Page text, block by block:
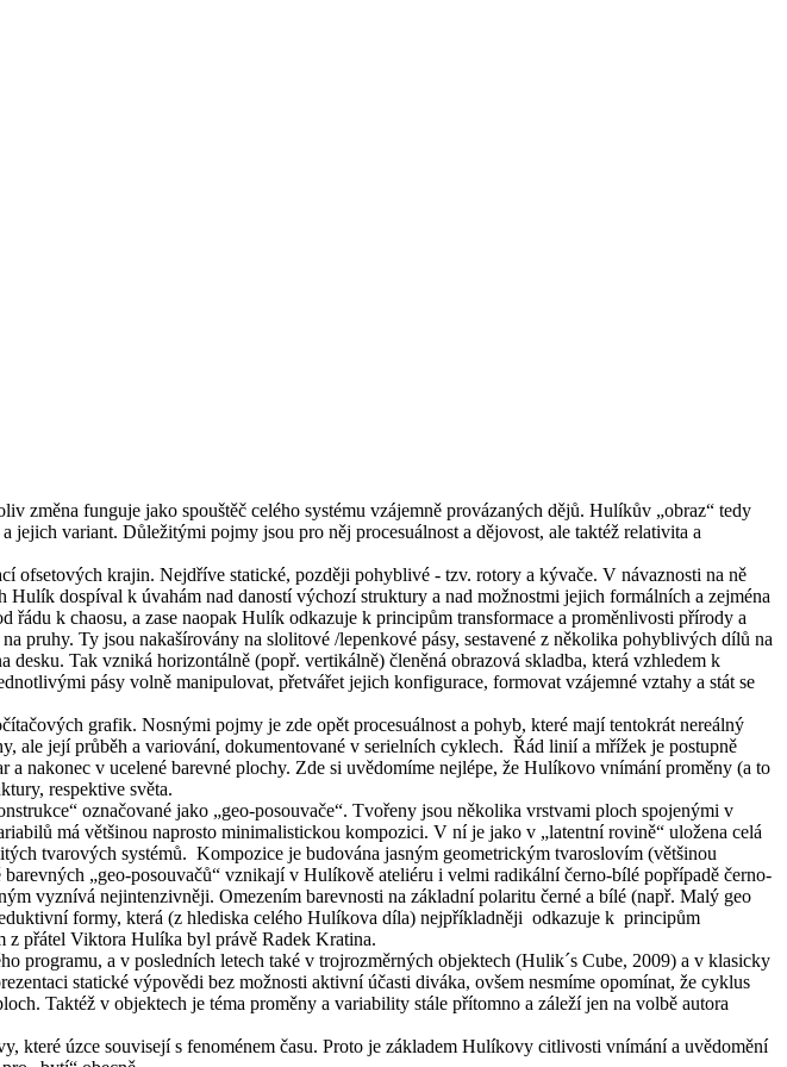
funguje jako spouštěč celého systému vzájemně provázaných dějů. Hulíkův „obraz“ tedy
variant. Důležitými pojmy jsou pro něj procesuálnost a dějovost, ale taktéž relativita a
ofsetových krajin. Nejdříve statické, později pohyblivé - tzv. rotory a kývače. V návaznosti na ně
dospíval k úvahám nad daností výchozí struktury a nad možnostmi jejich formálních a zejména
k chaosu, a zase naopak Hulík odkazuje k principům transformace a proměnlivosti přírody a
pruhy. Ty jsou nakašírovány na slolitové /lepenkové pásy, sestavené z několika pohyblivých dílů na
Tak vzniká horizontálně (popř. vertikálně) členěná obrazová skladba, která vzhledem k
pásy volně manipulovat, přetvářet jejich konfigurace, formovat vzájemné vztahy a stát se
grafik. Nosnými pojmy je zde opět procesuálnost a pohyb, které mají tentokrát nereálný
ale její průběh a variování, dokumentované v serielních cyklech. Řád linií a mřížek je postupně
nakonec v ucelené barevné plochy. Zde si uvědomíme nejlépe, že Hulíkovo vnímání proměny (a to
respektive světa.
označované jako „geo-posouvače“. Tvořeny jsou několika vrstvami ploch spojenými v
má většinou naprosto minimalistickou kompozici. V ní je jako v „latentní rovině“ uložena celá
tvarových systémů. Kompozice je budována jasným geometrickým tvaroslovím (většinou
„geo-posouvačů“ vznikají v Hulíkově ateliéru i velmi radikální černo-bílé popřípadě černo-
vyznívá nejintenzivněji. Omezením barevnosti na základní polaritu černé a bílé (např. Malý geo
formy, která (z hlediska celého Hulíkova díla) nejpříkladněji odkazuje k principům
z přátel Viktora Hulíka byl právě Radek Kratina.
a v posledních letech také v trojrozměrných objektech (Hulik´s Cube, 2009) a v klasicky
statické výpovědi bez možnosti aktivní účasti diváka, ovšem nesmíme opomínat, že cyklus
Taktéž v objektech je téma proměny a variability stále přítomno a záleží jen na volbě autora
úzce souvisejí s fenoménem času. Proto je základem Hulíkovy citlivosti vnímání a uvědomění